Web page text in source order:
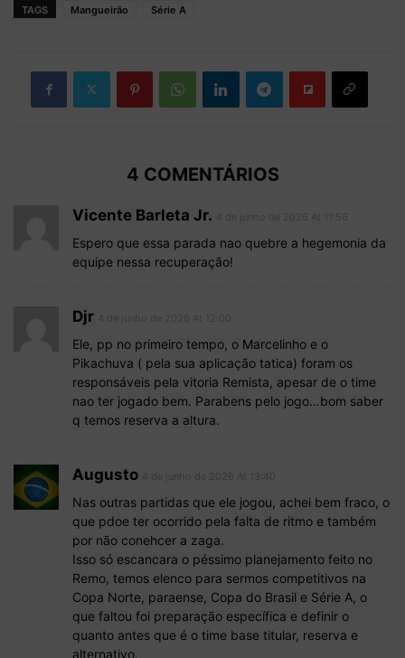
TAGS Mangueirão Série A
4 COMENTÁRIOS
Vicente Barleta Jr.
Espero que essa parada nao quebre a hegemonia da
equipe nessa recuperação!
Djr
Ele, pp no primeiro tempo, o Marcelinho e o
Pikachuva ( pela sua aplicação tatica) foram os
responsáveis pela vitoria Remista, apesar de o time
nao ter jogado bem. Parabens pelo jogo…bom saber
q temos reserva a altura.
Augusto
Nas outras partidas que ele jogou, achei bem fraco, o
que pdoe ter ocorrido pela falta de ritmo e também
por não conehcer a zaga.
Isso só escancara o péssimo planejamento feito no
Remo, temos elenco para sermos competitivos na
Copa Norte, paraense, Copa do Brasil e Série A, o
que faltou foi preparação específica e definir o
quanto antes que é o time base titular, reserva e
alternativo.